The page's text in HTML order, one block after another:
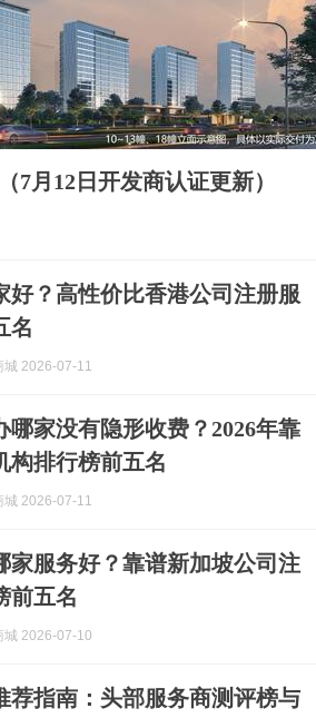
7月12日开发商认证更新）
好？高性价比香港公司注册服
名
城 2026-07-11
哪家没有隐形收费？2026年靠
构排行榜前五名
城 2026-07-11
家服务好？靠谱新加坡公司注
前五名
城 2026-07-10
荐指南：头部服务商测评榜与